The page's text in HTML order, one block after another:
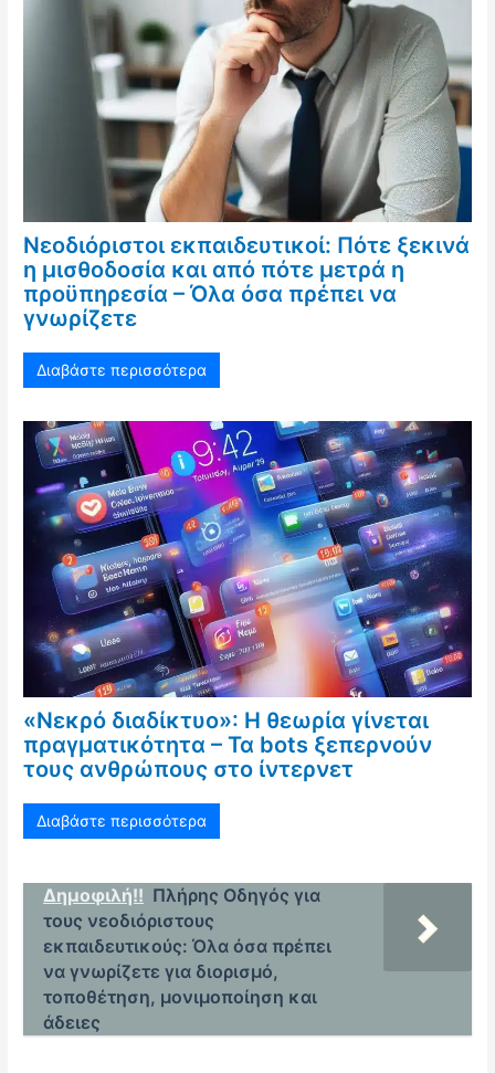
Νεοδιόριστοι εκπαιδευτικοί: Πότε ξεκινά
η μισθοδοσία και από πότε μετρά η
προϋπηρεσία – Όλα όσα πρέπει να
γνωρίζετε
Διαβάστε περισσότερα
«Νεκρό διαδίκτυο»: Η θεωρία γίνεται
πραγματικότητα – Τα bots ξεπερνούν
τους ανθρώπους στο ίντερνετ
Διαβάστε περισσότερα
Δημοφιλή!! Πλήρης Οδηγός για
τους νεοδιόριστους
εκπαιδευτικούς: Όλα όσα πρέπει
να γνωρίζετε για διορισμό,
τοποθέτηση, μονιμοποίηση και
άδειες